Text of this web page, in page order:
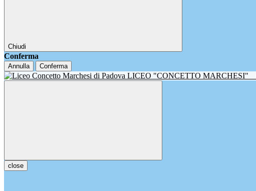
Chiudi
Conferma
Annulla Conferma
LICEO "CONCETTO MARCHESI"
close